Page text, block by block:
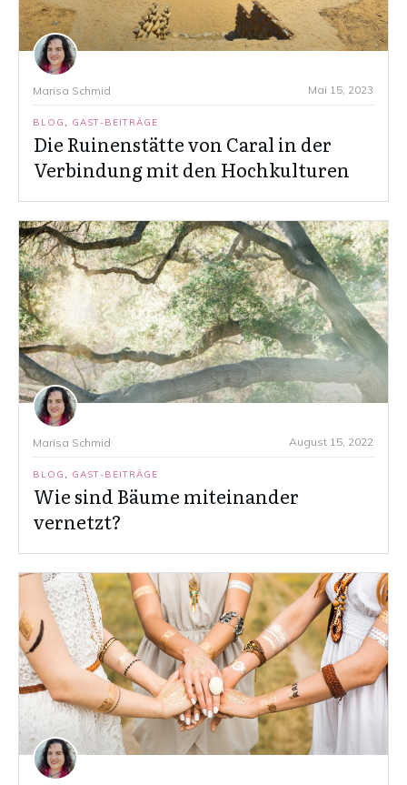
Marisa Schmid Mai 15, 2023
BLOG , GAST-BEITRÄGE
Die Ruinenstätte von Caral in der
Verbindung mit den Hochkulturen
Marisa Schmid August 15, 2022
BLOG , GAST-BEITRÄGE
Wie sind Bäume miteinander
vernetzt?